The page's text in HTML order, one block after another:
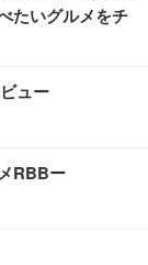
たいグルメをチ
ュー
RBBー